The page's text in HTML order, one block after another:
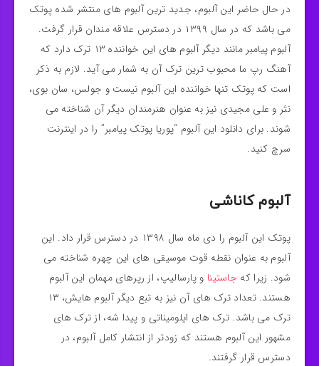
در حال حاضر این آلبوم، جدید ترین آلبوم های منتشر شده پوتک
می باشد که در سال ۱۳۹۹ در دسترس علاقه مندان قرار گرفت.
آلبوم پیامبر مانند دیگر آلبوم های این خواننده ۱۳ ترک دارد که
آهنگ رپ ما محبوب ترین ترک آن به شمار می آید. لازم به ذکر
است که پوتک تنها خواننده این آلبوم نیست و جولس، سان بوی،
نثر و علی مجیدی نیز به عنوان هنرمندان دیگر آن شناخته می
شوند. برای دانلود این آلبوم “پوریا پوتک پیامبر” را در اینترنت
سرچ کنید.
آلبوم کاناشی
پوتک این آلبوم را دی ماه سال ۱۳۹۸ در دسترس قرار داد. این
آلبوم به عنوان نقطه قوت موسیقی های این چهره شناخته می
شود. زیرا که جاستینا و پارسالیپ، از رپرهای مهمان این آلبوم
هستند. تعداد ترک های آن نیز به تبع دیگر آلبوم هایش، ۱۳
ترک می باشد. ترک های ایلومیناتی و پیدا شه، از ترک های
مشهور این آلبوم هستند که زودتر از انتشار کامل آلبوم، در
دسترس قرار گرفتند.